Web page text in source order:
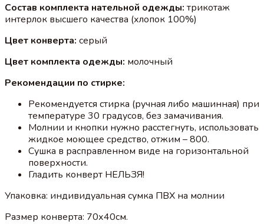
Состав комплекта нательной одежды: трикотаж
интерлок высшего качества (хлопок 100%)
Цвет конверта: серый
Цвет комплекта одежды: молочный
Рекомендации по стирке:
Рекомендуется стирка (ручная либо машинная) при
температуре 30 градусов, без замачивания.
Молнии и кнопки нужно расстегнуть, использовать
жидкое моющее средство, отжим – 800.
Сушка в расправленном виде на горизонтальной
поверхности.
Гладить конверт НЕЛЬЗЯ!
Упаковка: индивидуальная сумка ПВХ на молнии
Размер конверта: 70х40см.